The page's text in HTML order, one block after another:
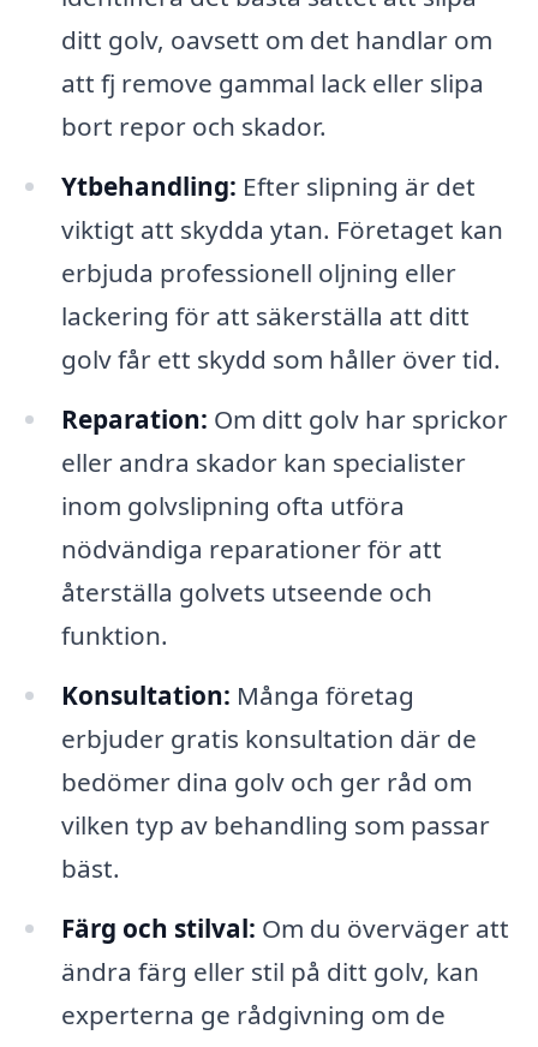
ditt golv, oavsett om det handlar om
att fj remove gammal lack eller slipa
bort repor och skador.
Ytbehandling: Efter slipning är det
viktigt att skydda ytan. Företaget kan
erbjuda professionell oljning eller
lackering för att säkerställa att ditt
golv får ett skydd som håller över tid.
Reparation: Om ditt golv har sprickor
eller andra skador kan specialister
inom golvslipning ofta utföra
nödvändiga reparationer för att
återställa golvets utseende och
funktion.
Konsultation: Många företag
erbjuder gratis konsultation där de
bedömer dina golv och ger råd om
vilken typ av behandling som passar
bäst.
Färg och stilval: Om du överväger att
ändra färg eller stil på ditt golv, kan
experterna ge rådgivning om de